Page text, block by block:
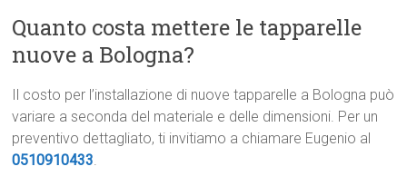
Quanto costa mettere le tapparelle
nuove a Bologna?
Il costo per l’installazione di nuove tapparelle a Bologna può
variare a seconda del materiale e delle dimensioni. Per un
preventivo dettagliato, ti invitiamo a chiamare Eugenio al
0510910433.